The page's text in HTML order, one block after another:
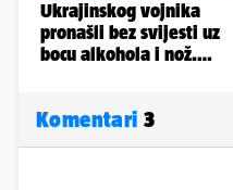
Komentari 3